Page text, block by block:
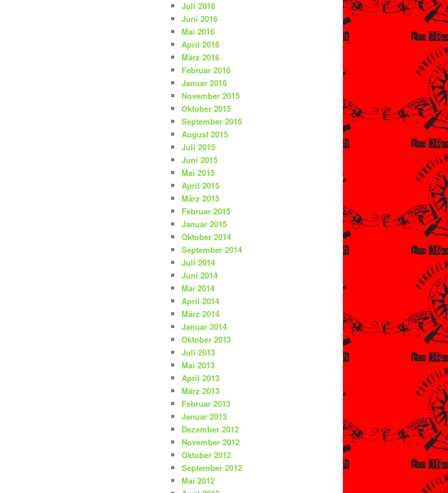
Juli 2016
Juni 2016
Mai 2016
April 2016
März 2016
Februar 2016
Januar 2016
November 2015
Oktober 2015
September 2015
August 2015
Juli 2015
Juni 2015
Mai 2015
April 2015
März 2015
Februar 2015
Januar 2015
Oktober 2014
September 2014
Juli 2014
Juni 2014
Mai 2014
April 2014
März 2014
Januar 2014
Oktober 2013
Juli 2013
Mai 2013
April 2013
März 2013
Februar 2013
Januar 2013
Dezember 2012
November 2012
Oktober 2012
September 2012
Mai 2012